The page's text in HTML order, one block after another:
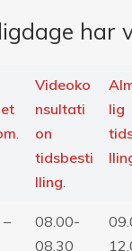
har
.
Videoko
nsultati
on
tidsbesti
lling.
lig
08.00-
08.30